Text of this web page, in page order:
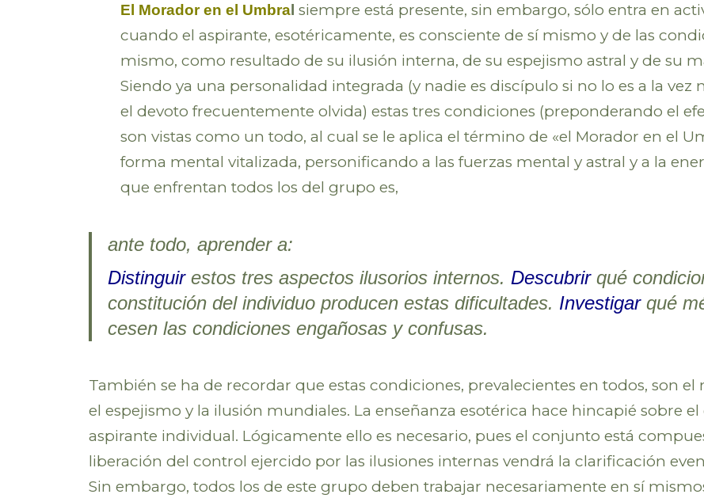
El Morador en el Umbra siempre está presente, sin embargo, sólo entra en
cuando el aspirante, esotéricamente, es consciente de sí mismo y de las
mismo, como resultado de su ilusión interna, de su espejismo astral y de su
Siendo ya una personalidad integrada (y nadie es discípulo si no lo es a la
el devoto frecuentemente olvida) estas tres condiciones (preponderando el
son vistas como un todo, al cual se le aplica el término de «el Morador en el
forma mental vitalizada, personificando a las fuerzas mental y astral y a la
que enfrentan todos los del grupo es,
ante todo, aprender a:
Distinguirestos tres aspectos ilusorios internos. Descubrirqué
constitución del individuo producen estas dificultades. Investigarqué
cesen las condiciones engañosas y confusas.
También se ha de recordar que estas condiciones, prevalecientes en todos, son
el espejismo y la ilusión mundiales. La enseñanza esotérica hace hincapié sobre
aspirante individual. Lógicamente ello es necesario, pues el conjunto está
liberación del control ejercido por las ilusiones internas vendrá la clarificación
Sin embargo, todos los de este grupo deben trabajar necesariamente en sí